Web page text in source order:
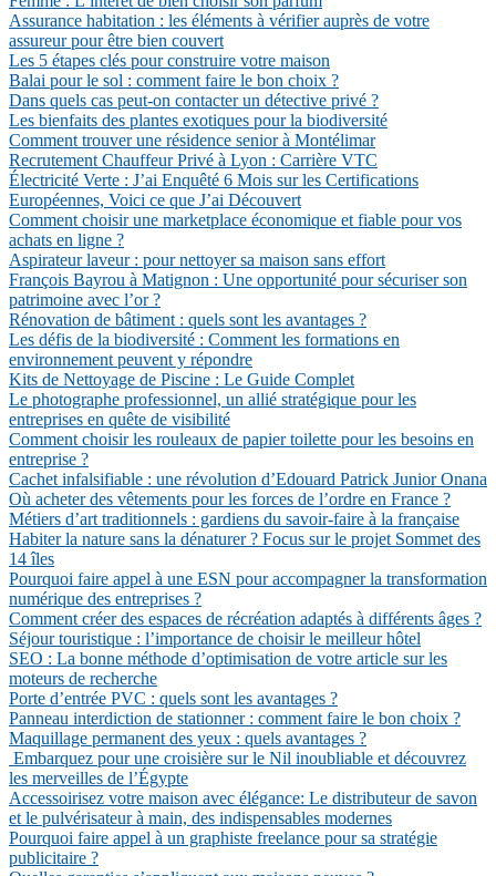
Assurance habitation : les éléments à vérifier auprès de votre
assureur pour être bien couvert
Les 5 étapes clés pour construire votre maison
Balai pour le sol : comment faire le bon choix ?
Dans quels cas peut-on contacter un détective privé ?
Les bienfaits des plantes exotiques pour la biodiversité
Comment trouver une résidence senior à Montélimar
Recrutement Chauffeur Privé à Lyon : Carrière VTC
Électricité Verte : J’ai Enquêté 6 Mois sur les Certifications
Européennes, Voici ce que J’ai Découvert
Comment choisir une marketplace économique et fiable pour vos
achats en ligne ?
Aspirateur laveur : pour nettoyer sa maison sans effort
François Bayrou à Matignon : Une opportunité pour sécuriser son
patrimoine avec l’or ?
Rénovation de bâtiment : quels sont les avantages ?
Les défis de la biodiversité : Comment les formations en
environnement peuvent y répondre
Kits de Nettoyage de Piscine : Le Guide Complet
Le photographe professionnel, un allié stratégique pour les
entreprises en quête de visibilité
Comment choisir les rouleaux de papier toilette pour les besoins en
entreprise ?
Cachet infalsifiable : une révolution d’Edouard Patrick Junior Onana
Où acheter des vêtements pour les forces de l’ordre en France ?
Métiers d’art traditionnels : gardiens du savoir-faire à la française
Habiter la nature sans la dénaturer ? Focus sur le projet Sommet des
14 îles
Pourquoi faire appel à une ESN pour accompagner la transformation
numérique des entreprises ?
Comment créer des espaces de récréation adaptés à différents âges ?
Séjour touristique : l’importance de choisir le meilleur hôtel
SEO : La bonne méthode d’optimisation de votre article sur les
moteurs de recherche
Porte d’entrée PVC : quels sont les avantages ?
Panneau interdiction de stationner : comment faire le bon choix ?
Maquillage permanent des yeux : quels avantages ?
Embarquez pour une croisière sur le Nil inoubliable et découvrez
les merveilles de l’Égypte
Accessoirisez votre maison avec élégance: Le distributeur de savon
et le pulvérisateur à main, des indispensables modernes
Pourquoi faire appel à un graphiste freelance pour sa stratégie
publicitaire ?